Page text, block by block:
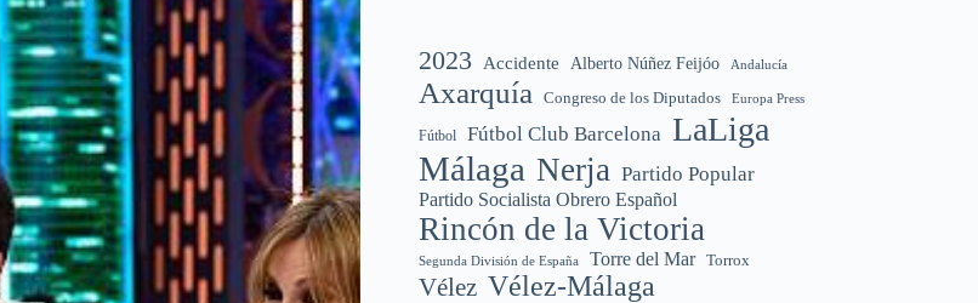
2023 Accidente Alberto Núñez Feijóo Andalucía
Axarquía Congreso de los Diputados Europa Press
Fútbol Fútbol Club Barcelona LaLiga
Málaga Nerja Partido Popular
Partido Socialista Obrero Español
Rincón de la Victoria
Segunda División de España Torre del Mar Torrox
Vélez Vélez-Málaga